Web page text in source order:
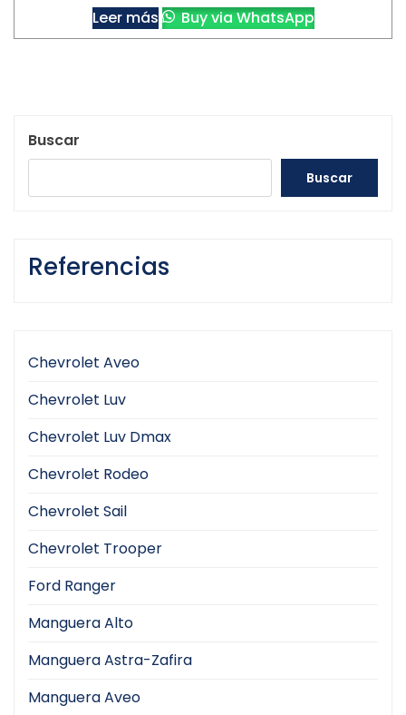
Leer más Buy via WhatsApp
Buscar
Buscar
Referencias
Chevrolet Aveo
Chevrolet Luv
Chevrolet Luv Dmax
Chevrolet Rodeo
Chevrolet Sail
Chevrolet Trooper
Ford Ranger
Manguera Alto
Manguera Astra-Zafira
Manguera Aveo